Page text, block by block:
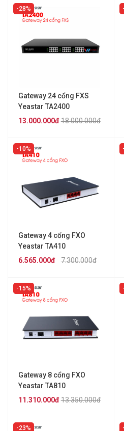
28%
Gateway 24 cổng FXS
Yeastar TA2400
18.000.000đ
13.000.000đ
10%
Gateway 4 cổng FXO
Yeastar TA410
7.300.000đ
6.565.000đ
15%
Gateway 8 cổng FXO
Yeastar TA810
13.350.000đ
11.310.000đ
23%